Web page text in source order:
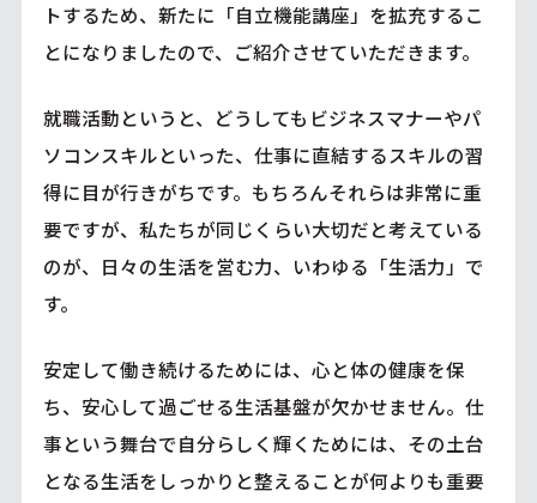
トするため、新たに「自立機能講座」を拡充するこ
とになりましたので、ご紹介させていただきます。
就職活動というと、どうしてもビジネスマナーやパ
ソコンスキルといった、仕事に直結するスキルの習
得に目が行きがちです。もちろんそれらは非常に重
要ですが、私たちが同じくらい大切だと考えている
のが、日々の生活を営む力、いわゆる「生活力」で
す。
安定して働き続けるためには、心と体の健康を保
ち、安心して過ごせる生活基盤が欠かせません。仕
事という舞台で自分らしく輝くためには、その土台
となる生活をしっかりと整えることが何よりも重要